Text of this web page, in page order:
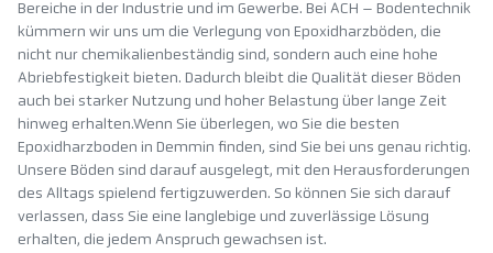
Bereiche in der Industrie und im Gewerbe. Bei ACH – Bodentechnik
kümmern wir uns um die Verlegung von Epoxidharzböden, die
nicht nur chemikalienbeständig sind, sondern auch eine hohe
Abriebfestigkeit bieten. Dadurch bleibt die Qualität dieser Böden
auch bei starker Nutzung und hoher Belastung über lange Zeit
hinweg erhalten.Wenn Sie überlegen, wo Sie die besten
Epoxidharzboden in Demmin finden, sind Sie bei uns genau richtig.
Unsere Böden sind darauf ausgelegt, mit den Herausforderungen
des Alltags spielend fertigzuwerden. So können Sie sich darauf
verlassen, dass Sie eine langlebige und zuverlässige Lösung
erhalten, die jedem Anspruch gewachsen ist.